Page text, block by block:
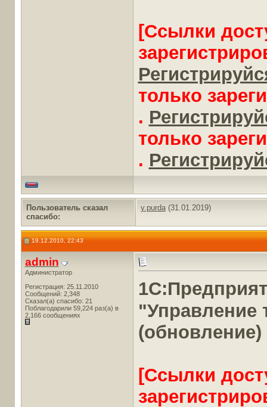
[Ссылки
только
.
только
.
Пользователь сказал
cпасибо:
y.purda(31.01.2019)
19.12.2010, 22:43
admin
Администратор
Регистрация: 25.11.2010
Сообщений: 2,348
Сказал(а) спасибо: 21
Поблагодарили 59,224 раз(а) в
2,166 сообщениях
"Управление
(обновление)
[Ссылки